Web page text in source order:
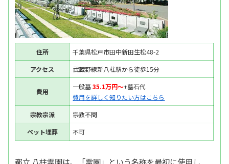
住所
千葉県松戸市田中新田生松48-2
アクセス
武蔵野線新八柱駅から徒歩15分
費用
一般墓35.1万円〜+墓石代
費用を詳しく知りたい方はこちら
宗教宗派
宗教不問
ペット埋葬
不可
都立 八柱霊園は、「霊園」という名称を最初に使用し